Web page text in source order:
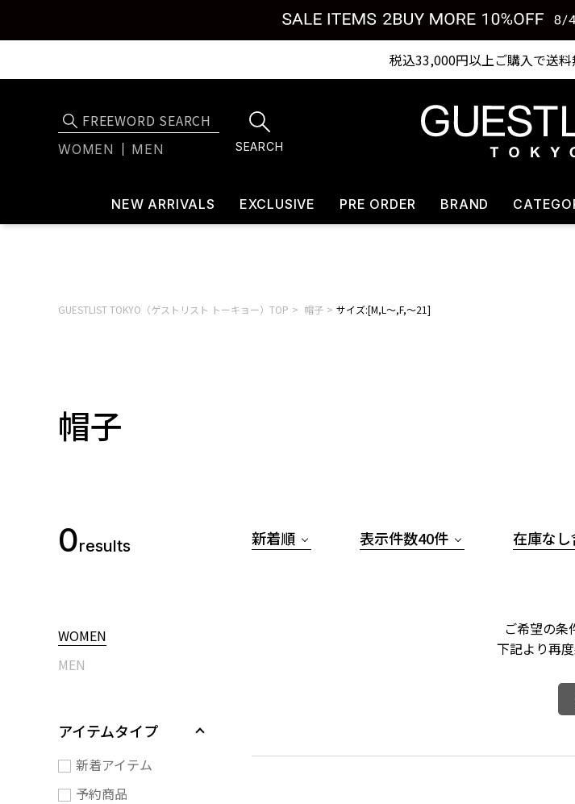
税込33,000円以上ご購入で
WOMEN MEN SEARCH
NEW ARRIVALS EXCLUSIVE PRE ORDER BRAND
GUESTLIST TOKYO（ゲストリスト トーキョー）TOP 帽子 サイズ:[M,L～,F,～21]
帽子
0results
WOMEN
MEN
アイテムタイプ
新着アイテム
予約商品
新着順 表示件数40件 在庫なし
ご希望の条
下記より再